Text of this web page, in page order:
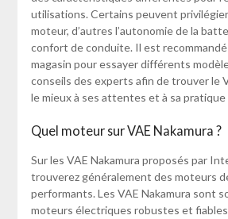
utilisations. Certains peuvent
moteur, d’autres l’autonomie de la
confort de conduite. Il est
magasin pour essayer différents
conseils des experts afin de trouver le
le mieux à ses attentes et à sa pratique
Quel moteur sur VAE Nakamura ?
Sur les VAE Nakamura proposés par
trouverez généralement des moteurs
performants. Les VAE Nakamura sont
moteurs électriques robustes et